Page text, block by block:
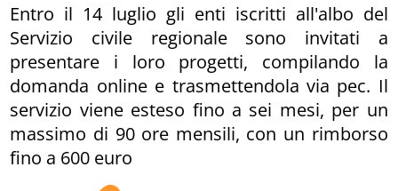
Entro il 14 luglio gli enti iscritti all'albo del
Servizio civile regionale sono invitati a
presentare i loro progetti, compilando la
domanda online e trasmettendola via pec. Il
servizio viene esteso fino a sei mesi, per un
massimo di 90 ore mensili, con un rimborso
fino a 600 euro